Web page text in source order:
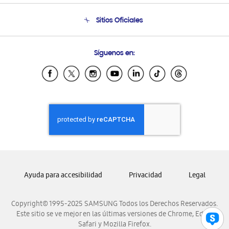
Soporte vía eMail
Sitios Oficiales
Samsung Ecuador
Samsung El Salvador
Samsung Honduras
Samsung Nicaragua
Samsung Panamá
Samsung Venezuela
Síguenos en:
Copyright© 1995-2025 SAMSUNG Todos los Derechos Reservados.
Este sitio se ve mejor en las últimas versiones de Chrome, Edge,
Safari y Mozilla Firefox.
Ayuda para accesibilidad Privacidad Legal